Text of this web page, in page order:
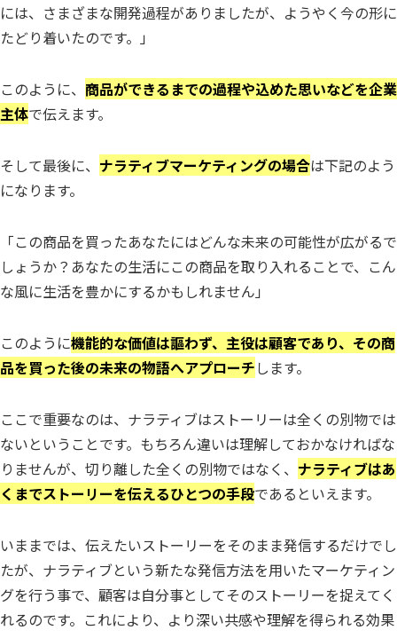
には、さまざまな開発過程がありましたが、ようやく今の形に
たどり着いたのです。」
このように、 商品ができるまでの過程や込めた思いなどを企業
主体で伝えます。
そして最後に、 ナラティブマーケティングの場合は下記のよう
になります。
「この商品を買ったあなたにはどんな未来の可能性が広がるで
しょうか？あなたの生活にこの商品を取り入れることで、こん
な風に生活を豊かにするかもしれません」
このように機能的な価値は謳わず、主役は顧客であり、その商
品を買った後の未来の物語へアプローチします。
ここで重要なのは、ナラティブはストーリーは全くの別物では
ないということです。もちろん違いは理解しておかなければな
りませんが、切り離した全くの別物ではなく、 ナラティブはあ
くまでストーリーを伝えるひとつの手段であるといえます。
いままでは、伝えたいストーリーをそのまま発信するだけでし
たが、ナラティブという新たな発信方法を用いたマーケティン
グを行う事で、顧客は自分事としてそのストーリーを捉えてく
れるのです。これにより、より深い共感や理解を得られる効果